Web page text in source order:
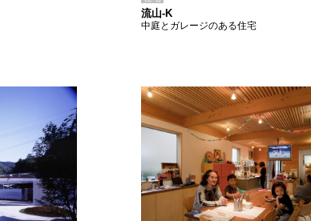
流山-K
中庭とガレージのある住宅